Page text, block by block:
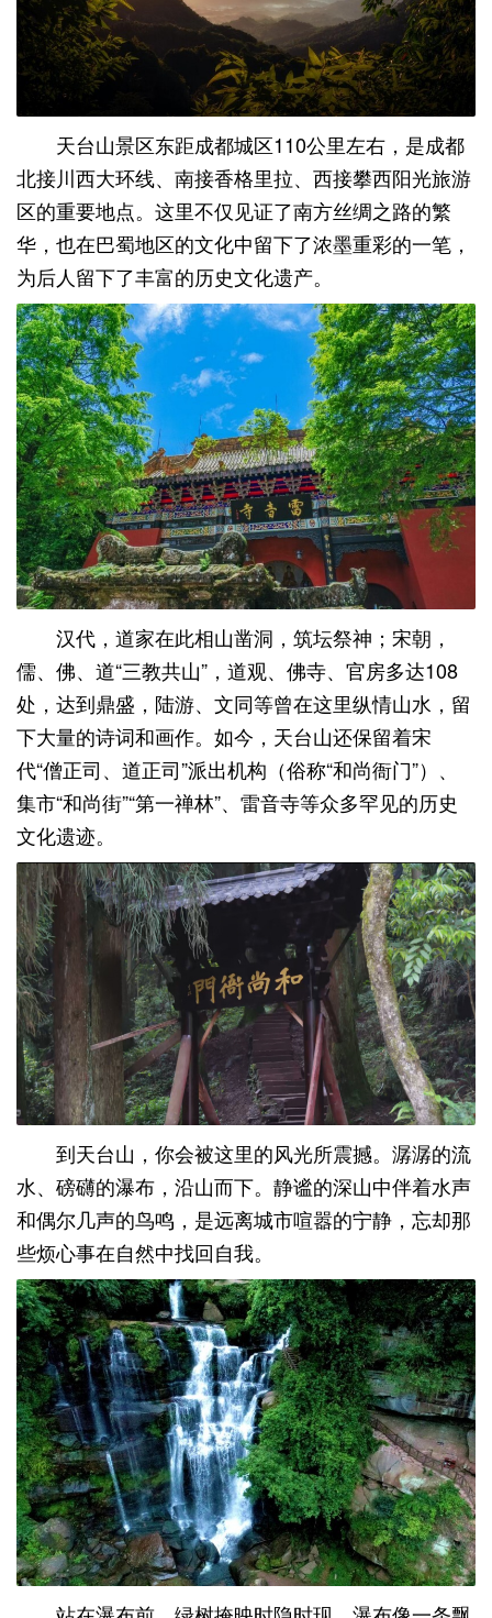
天台山景区东距成都城区110公里左右，是成都
北接川西大环线、南接香格里拉、西接攀西阳光旅游
区的重要地点。这里不仅见证了南方丝绸之路的繁
华，也在巴蜀地区的文化中留下了浓墨重彩的一笔，
为后人留下了丰富的历史文化遗产。
汉代，道家在此相山凿洞，筑坛祭神；宋朝，
儒、佛、道“三教共山”，道观、佛寺、官房多达108
处，达到鼎盛，陆游、文同等曾在这里纵情山水，留
下大量的诗词和画作。如今，天台山还保留着宋
代“僧正司、道正司”派出机构（俗称“和尚衙门”）、
集市“和尚街”“第一禅林”、雷音寺等众多罕见的历史
文化遗迹。
到天台山，你会被这里的风光所震撼。潺潺的流
水、磅礴的瀑布，沿山而下。静谧的深山中伴着水声
和偶尔几声的鸟鸣，是远离城市喧嚣的宁静，忘却那
些烦心事在自然中找回自我。